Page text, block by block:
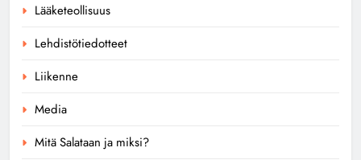
Lääketeollisuus
Lehdistötiedotteet
Liikenne
Media
Mitä Salataan ja miksi?